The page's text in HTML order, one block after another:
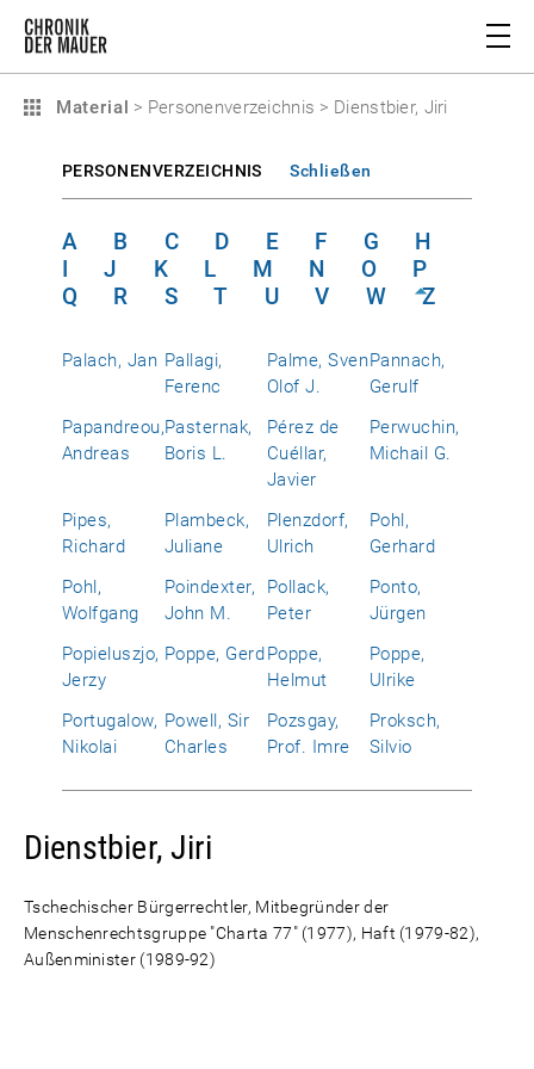
Material > Personenverzeichnis > Dienstbier, Jiri
PERSONENVERZEICHNIS Schließen
A B C D E F G
H
I
J K L M N O
P
Q
R S T U V W Z
Palach, Jan Pallagi,
Ferenc
Palme, Sven
Olof J.
Pannach,
Gerulf
Papandreou,
Andreas
Pasternak,
Boris L.
Pérez de
Cuéllar,
Javier
Perwuchin,
Michail G.
Pipes,
Richard
Plambeck,
Juliane
Plenzdorf,
Ulrich
Pohl,
Gerhard
Pohl,
Wolfgang
Poindexter,
John M.
Pollack,
Peter
Ponto,
Jürgen
Popieluszjo,
Jerzy
Poppe, GerdPoppe,
Helmut
Poppe,
Ulrike
Portugalow,
Nikolai
Powell, Sir
Charles
Pozsgay,
Prof. Imre
Proksch,
Silvio
Dienstbier, Jiri
Tschechischer Bürgerrechtler, Mitbegründer der
Menschenrechtsgruppe "Charta 77" (1977), Haft (1979-82),
Außenminister (1989-92)